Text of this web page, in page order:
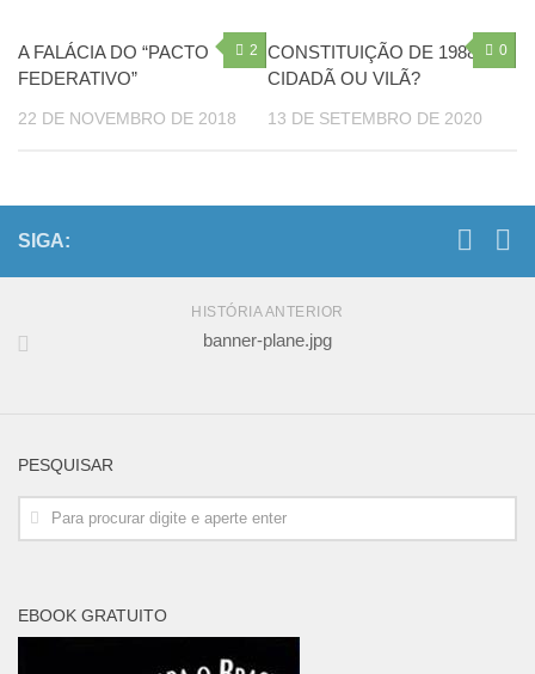
2
A FALÁCIA DO “PACTO
FEDERATIVO”
22 DE NOVEMBRO DE 2018
0
CONSTITUIÇÃO DE 1988 –
CIDADÃ OU VILÃ?
13 DE SETEMBRO DE 2020
SIGA:
HISTÓRIA ANTERIOR
banner-plane.jpg
PESQUISAR
EBOOK GRATUITO